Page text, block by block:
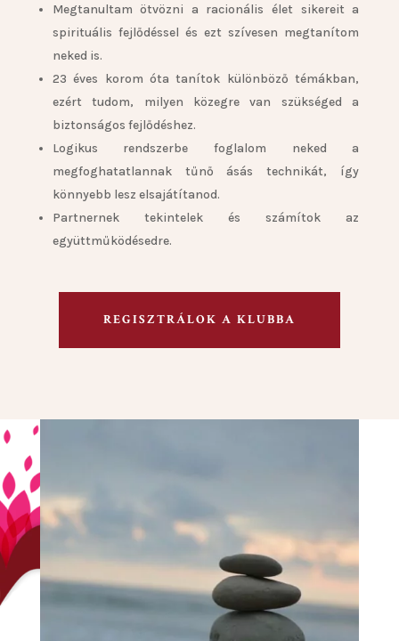
Megtanultam ötvözni a racionális élet sikereit a
spirituális fejlődéssel és ezt szívesen megtanítom
neked is.
23 éves korom óta tanítok különböző témákban,
ezért tudom, milyen közegre van szükséged a
biztonságos fejlődéshez.
Logikus rendszerbe foglalom neked a
megfoghatatlannak tűnő ásás technikát, így
könnyebb lesz elsajátítanod.
Partnernek tekintelek és számítok az
együttműködésedre.
REGISZTRÁLOK A KLUBBA